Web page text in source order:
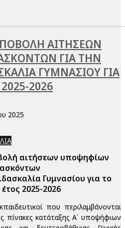
ΑΙΤΗΣΕΩΝ
ΓΙΑ ΤΗΝ
ΓΥΜΝΑΣΙΟΥ ΓΙΑ
2026
2025
αιτήσεων υποψηφίων
Γυμνασίου για το
2025-2026
που περιλαμβάνονται
πίνακες κατάταξης Α΄ υποψήφιων